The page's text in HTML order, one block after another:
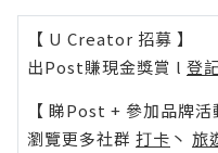
【 U Creator 招募 】
出Post賺現金獎賞 l 登
【 睇Post + 參加品牌活
瀏覽更多社群 打卡 丶 旅